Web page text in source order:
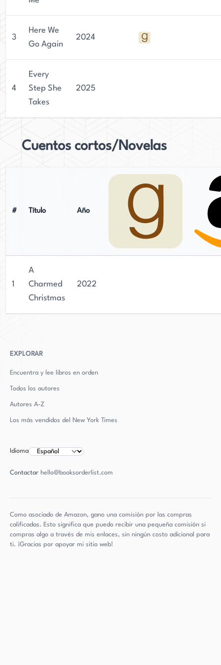
3
Here We
Go Again
2024
4
Every
Step She
Takes
2025
Cuentos cortos/Novelas
# Título Año
1
A
Charmed
Christmas
2022
EXPLORAR
Encuentra y lee libros en orden
Todos los autores
Autores A-Z
Los más vendidos del New York Times
Idioma
Contactar hello@booksorderlist.com
Como asociado de Amazon, gano una comisión por las compras
calificadas. Esto significa que puedo recibir una pequeña comisión si
compras algo a través de mis enlaces, sin ningún costo adicional para
ti. ¡Gracias por apoyar mi sitio web!